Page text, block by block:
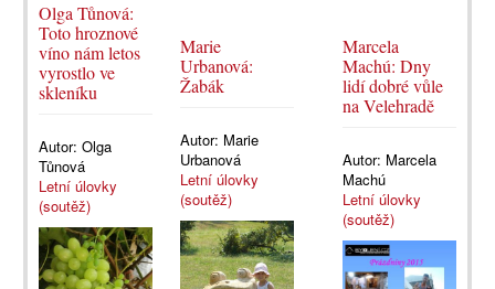
Olga Tůnová:
Toto hroznové
víno nám letos
vyrostlo ve
skleníku
Autor: Olga
Tůnová
Letní úlovky
(soutěž)
Marie
Urbanová:
Žabák
Autor: Marie
Urbanová
Letní úlovky
(soutěž)
Marcela
Machú: Dny
lidí dobré vůle
na Velehradě
Autor: Marcela
Machú
Letní úlovky
(soutěž)